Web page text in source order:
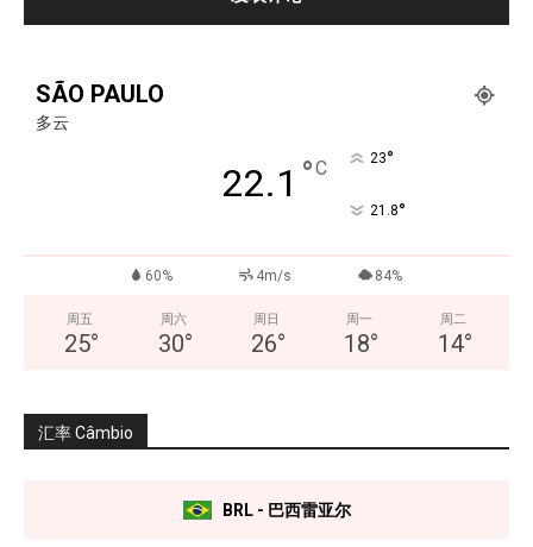
SÃO PAULO
多云
22.1 °C 23°
21.8°
60% 4m/s 84%
周五
25°
周六
30°
周日
26°
周一
18°
周二
14°
汇率 Câmbio
BRL - 巴西雷亚尔